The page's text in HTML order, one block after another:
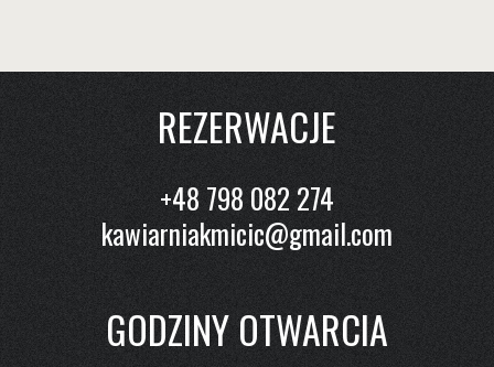
REZERWACJE
+48 798 082 274
kawiarniakmicic@gmail.com
GODZINY OTWARCIA